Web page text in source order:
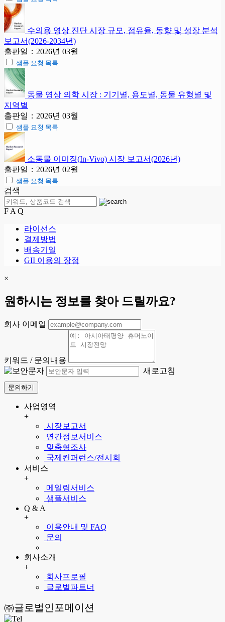
수의용 영상 진단 시장 규모, 점유율, 동향 및 성장 분석
보고서(2026-2034년)
출판일：2026년 03월
샘플 요청 목록
동물 영상 의학 시장 : 기기별, 용도별, 동물 유형별 및
지역별
출판일：2026년 03월
샘플 요청 목록
소동물 이미징(In-Vivo) 시장 보고서(2026년)
출판일：2026년 02월
샘플 요청 목록
검색
F A Q
라이선스
결제방법
배송기일
GII 이용의 장점
×
원하시는 정보를 찾아 드릴까요?
회사 이메일
키워드 / 문의내용
새로고침
문의하기
사업영역
+
시장보고서
연간정보서비스
맞춤형조사
국제컨퍼런스/전시회
서비스
+
메일링서비스
샘플서비스
Q & A
+
이용안내 및 FAQ
문의
회사소개
+
회사프로필
글로벌파트너
㈜글로벌인포메이션